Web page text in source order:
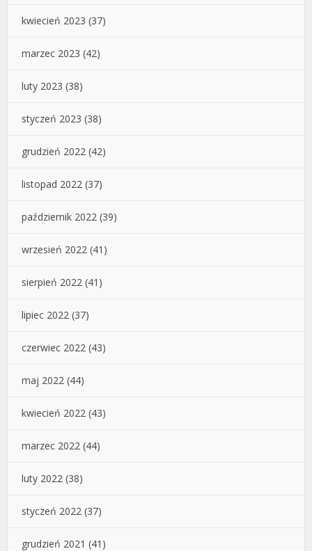
kwiecień 2023 (37)
marzec 2023 (42)
luty 2023 (38)
styczeń 2023 (38)
grudzień 2022 (42)
listopad 2022 (37)
październik 2022 (39)
wrzesień 2022 (41)
sierpień 2022 (41)
lipiec 2022 (37)
czerwiec 2022 (43)
maj 2022 (44)
kwiecień 2022 (43)
marzec 2022 (44)
luty 2022 (38)
styczeń 2022 (37)
grudzień 2021 (41)